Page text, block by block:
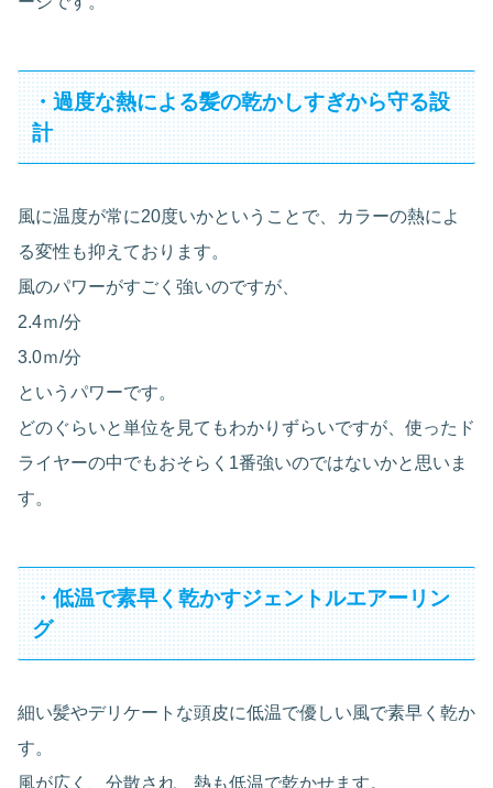
・過度な熱による髪の乾かしすぎから守る設
計
風に温度が常に20度いかということで、カラーの熱によ
る変性も抑えております。
風のパワーがすごく強いのですが、
2.4ｍ/分
3.0ｍ/分
というパワーです。
どのぐらいと単位を見てもわかりずらいですが、使ったド
ライヤーの中でもおそらく1番強いのではないかと思いま
す。
・低温で素早く乾かすジェントルエアーリン
グ
細い髪やデリケートな頭皮に低温で優しい風で素早く乾か
す。
風が広く、分散され、熱も低温で乾かせます。